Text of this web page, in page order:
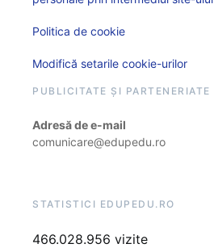
Politica de cookie
Modifică setarile cookie-urilor
PUBLICITATE ȘI PARTENERIATE
Adresă de e-mail
comunicare@edupedu.ro
STATISTICI EDUPEDU.RO
466.028.956 vizite